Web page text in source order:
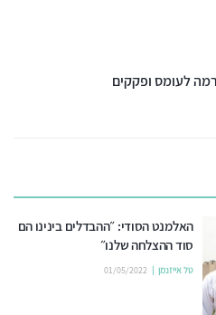
לעומס ופקקים
האלמנט הסודי: ״ההבדלים בינינו הם
סוד ההצלחה שלנו״
טל אייזנמן 01/05/2022